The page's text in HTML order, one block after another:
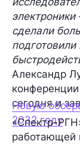
сделали
Александр
сегодня и
Новую
2032 году
«Спектр-
работающей